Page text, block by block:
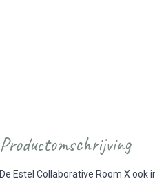
Productomschrijving
De Estel Collaborative Room X